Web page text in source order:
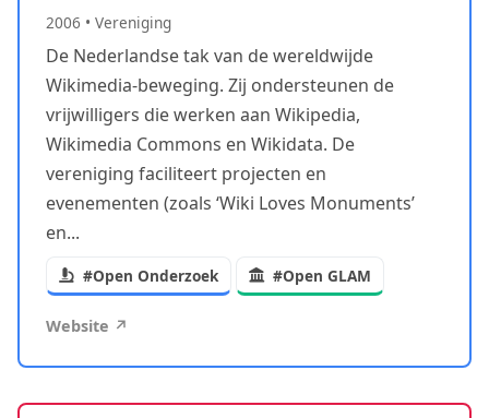
2006 • Vereniging
De Nederlandse tak van de wereldwijde
Wikimedia-beweging. Zij ondersteunen de
vrijwilligers die werken aan Wikipedia,
Wikimedia Commons en Wikidata. De
vereniging faciliteert projecten en
evenementen (zoals ‘Wiki Loves Monuments’
en...
#Open Onderzoek #Open GLAM
Website ↗